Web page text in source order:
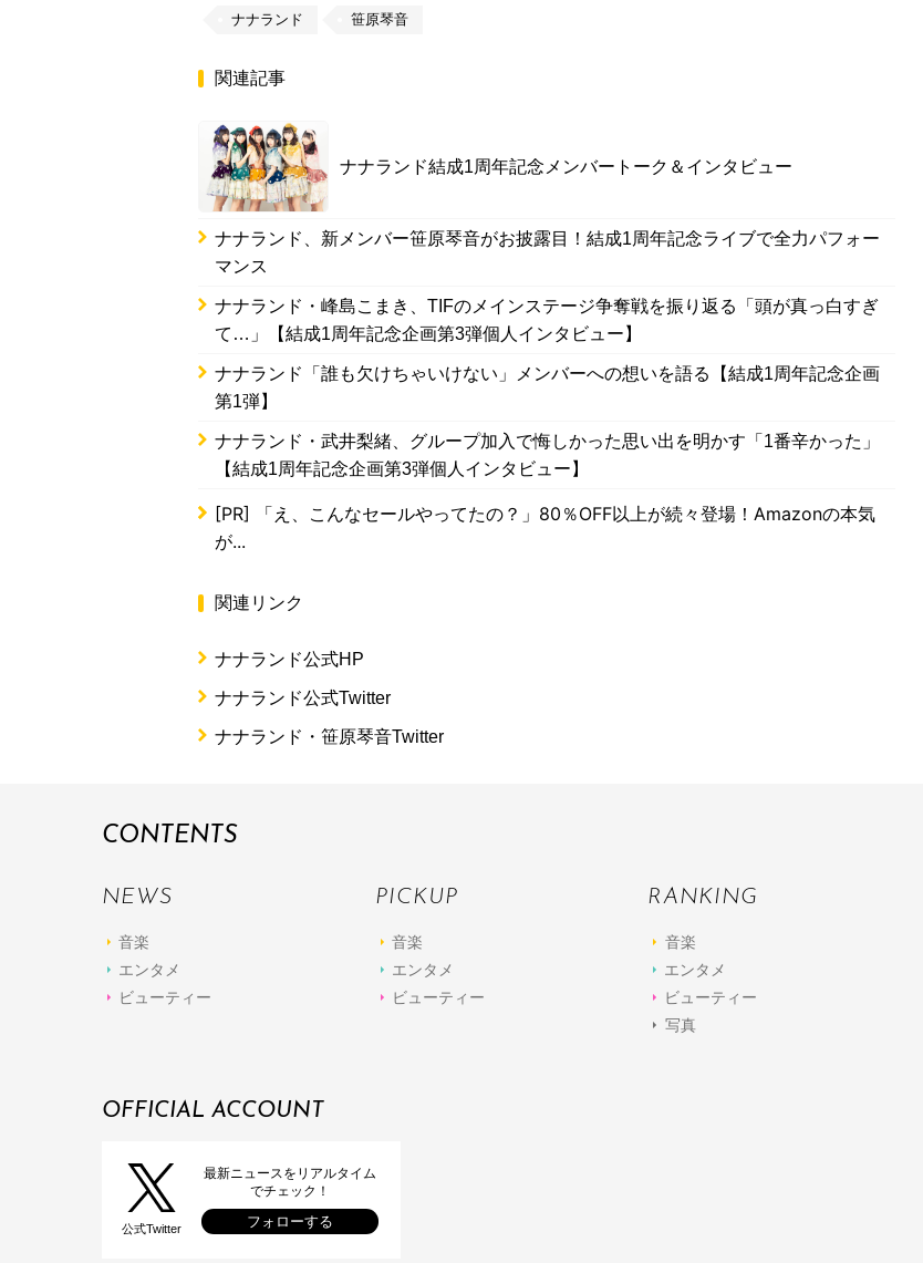
ナナランド 笹原琴音
関連記事
ナナランド結成1周年記念メンバートーク＆インタビュー
ナナランド、新メンバー笹原琴音がお披露目！結成1周年記念ライブで全力パフォー
マンス
ナナランド・峰島こまき、TIFのメインステージ争奪戦を振り返る「頭が真っ白すぎ
て…」【結成1周年記念企画第3弾個人インタビュー】
ナナランド「誰も欠けちゃいけない」メンバーへの想いを語る【結成1周年記念企画
第1弾】
ナナランド・武井梨緒、グループ加入で悔しかった思い出を明かす「1番辛かった」
【結成1周年記念企画第3弾個人インタビュー】
[PR] 「え、こんなセールやってたの？」80％OFF以上が続々登場！Amazonの本気
が...
関連リンク
ナナランド公式HP
ナナランド公式Twitter
ナナランド・笹原琴音Twitter
CONTENTS
NEWS
音楽
エンタメ
ビューティー
PICKUP
音楽
エンタメ
ビューティー
RANKING
音楽
エンタメ
ビューティー
写真
OFFICIAL ACCOUNT
公式Twitter
最新ニュースをリアルタイム
でチェック！
フォローする